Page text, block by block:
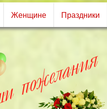
Женщине Праздники